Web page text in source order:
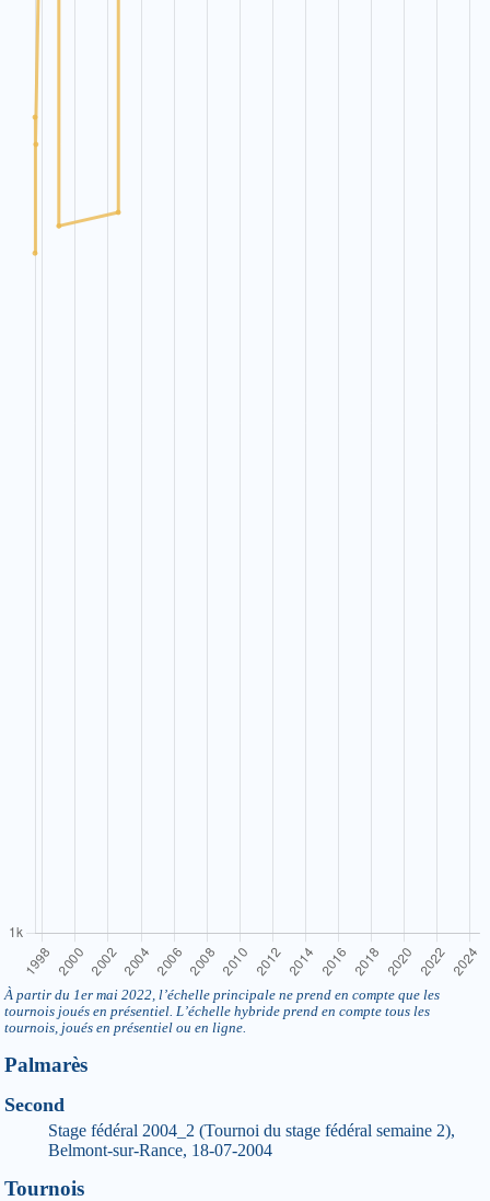
À partir du 1er mai 2022, l’échelle principale ne prend en compte que les
tournois joués en présentiel. L’échelle hybride prend en compte tous les
tournois, joués en présentiel ou en ligne.
Palmarès
Second
Stage fédéral 2004_2 (Tournoi du stage fédéral semaine 2),
Belmont-sur-Rance, 18-07-2004
Tournois